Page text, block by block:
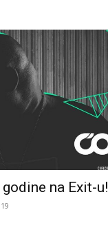
na Exit-u!